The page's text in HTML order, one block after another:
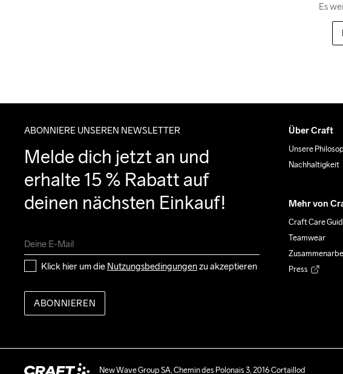
Es
ABONNIERE UNSEREN NEWSLETTER
Melde dich jetzt an und
erhalte 15 % Rabatt auf
deinen nächsten Einkauf!
Klick hier um die Nutzungsbedingungen zu akzeptieren
ABONNIEREN
Über Craft
Unsere
Nachhaltigkeit
Mehr von
Craft Care
Teamwear
Press
New Wave Group SA, Chemin des Polonais 3, 2016 Cortaillod